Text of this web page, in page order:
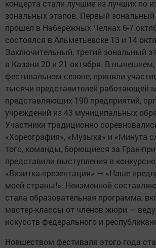
концерта стали лучшие из лучших по
зональных этапов. Первый
прошел в Набережных Челнах 6-7
состоялся в Альметьевске 13 и 14
Заключительный, третий зональный
в Казани 20 и 21 октября. В
фестивальном сезоне, приняли
тысячи представителей работающей
представляющих 190 предприятий,
учреждений из 43 муниципальных
Участники традиционно
«Хореография», «Музыка» и «Минута
того, команды, борющиеся за Гран-
представили выступления в
«Визитка-презентация» — «Наше
моей страны!». Неизменной
стала образовательная программа,
мастер-классы от членов жюри —
искусств федерального и
Новшеством фестиваля этого года